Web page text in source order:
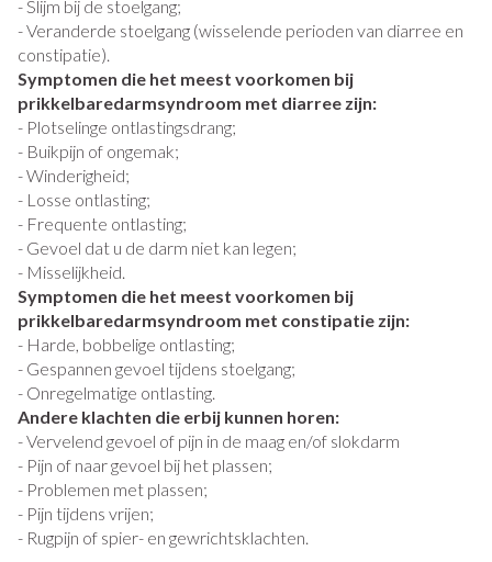
- Slijm bij de stoelgang;
- Veranderde stoelgang (wisselende perioden van diarree en
constipatie).
Symptomen die het meest voorkomen bij
prikkelbaredarmsyndroom met diarree zijn:
- Plotselinge ontlastingsdrang;
- Buikpijn of ongemak;
- Winderigheid;
- Losse ontlasting;
- Frequente ontlasting;
- Gevoel dat u de darm niet kan legen;
- Misselijkheid.
Symptomen die het meest voorkomen bij
prikkelbaredarmsyndroom met constipatie zijn:
- Harde, bobbelige ontlasting;
- Gespannen gevoel tijdens stoelgang;
- Onregelmatige ontlasting.
Andere klachten die erbij kunnen horen:
- Vervelend gevoel of pijn in de maag en/of slokdarm
- Pijn of naar gevoel bij het plassen;
- Problemen met plassen;
- Pijn tijdens vrijen;
- Rugpijn of spier- en gewrichtsklachten.